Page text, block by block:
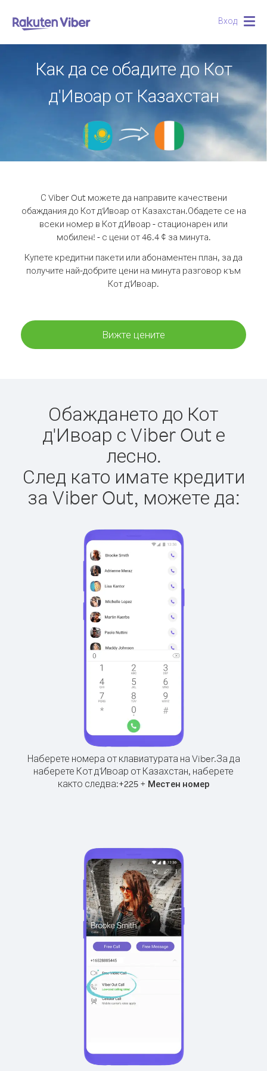
Вход
Как да се обадите до Кот
д'Ивоар от Казахстан
С Viber Out можете да направите качествени
обаждания до Кот д'Ивоар от Казахстан.Обадете се на
всеки номер в Кот д'Ивоар - стационарен или
мобилен! - с цени от 46.4 ¢ за минута.
Купете кредитни пакети или абонаментен план, за да
получите най-добрите цени на минута разговор към
Кот д'Ивоар.
Вижте цените
Обаждането до Кот
д'Ивоар с Viber Out е
лесно.
След като имате кредити
за Viber Out, можете да:
Наберете номера от клавиатурата на Viber.За да
наберете Кот д'Ивоар от Казахстан, наберете
както следва:+225+ Местен номер